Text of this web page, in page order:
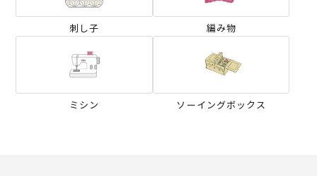
刺し子 編み物
ミシン ソーイングボックス